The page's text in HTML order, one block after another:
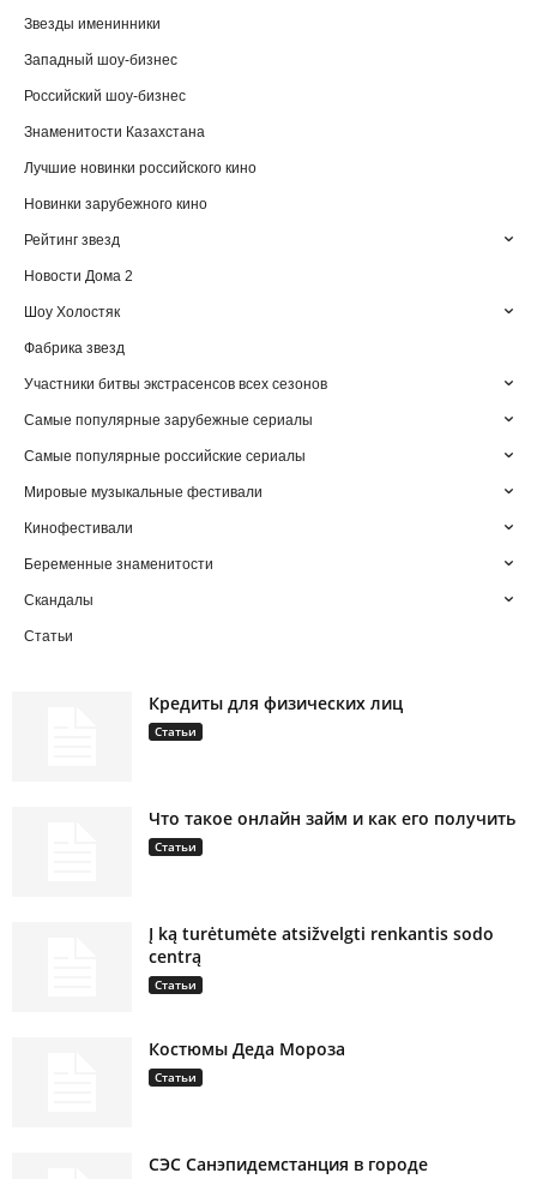
Звезды именинники
Западный шоу-бизнес
Российский шоу-бизнес
Знаменитости Казахстана
Лучшие новинки российского кино
Новинки зарубежного кино
Рейтинг звезд
Новости Дома 2
Шоу Холостяк
Фабрика звезд
Участники битвы экстрасенсов всех сезонов
Самые популярные зарубежные сериалы
Самые популярные российские сериалы
Мировые музыкальные фестивали
Кинофестивали
Беременные знаменитости
Скандалы
Статьи
Кредиты для физических лиц
Статьи
Что такое онлайн займ и как его получить
Статьи
Į ką turėtumėte atsižvelgti renkantis sodo
centrą
Статьи
Костюмы Деда Мороза
Статьи
СЭС Санэпидемстанция в городе